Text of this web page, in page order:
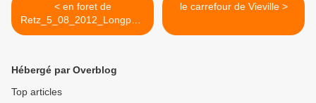
< en foret de
Retz_5_08_2012_Longpont
_rond d'Orléans_AR.
le carrefour de Vieville >
Hébergé par Overblog
Top articles